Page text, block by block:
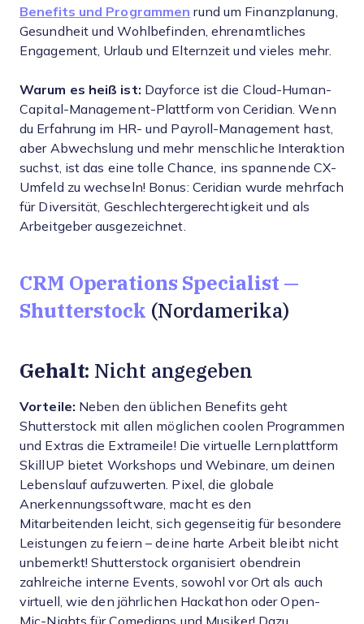
Benefits und Programmen rund um Finanzplanung,
Gesundheit und Wohlbefinden, ehrenamtliches
Engagement, Urlaub und Elternzeit und vieles mehr.
Warum es heiß ist: Dayforce ist die Cloud-Human-
Capital-Management-Plattform von Ceridian. Wenn
du Erfahrung im HR- und Payroll-Management hast,
aber Abwechslung und mehr menschliche Interaktion
suchst, ist das eine tolle Chance, ins spannende CX-
Umfeld zu wechseln! Bonus: Ceridian wurde mehrfach
für Diversität, Geschlechtergerechtigkeit und als
Arbeitgeber ausgezeichnet.
CRM Operations Specialist —
Shutterstock (Nordamerika)
Gehalt: Nicht angegeben
Vorteile: Neben den üblichen Benefits geht
Shutterstock mit allen möglichen coolen Programmen
und Extras die Extrameile! Die virtuelle Lernplattform
SkillUP bietet Workshops und Webinare, um deinen
Lebenslauf aufzuwerten. Pixel, die globale
Anerkennungssoftware, macht es den
Mitarbeitenden leicht, sich gegenseitig für besondere
Leistungen zu feiern – deine harte Arbeit bleibt nicht
unbemerkt! Shutterstock organisiert obendrein
zahlreiche interne Events, sowohl vor Ort als auch
virtuell, wie den jährlichen Hackathon oder Open-
Mic-Nights für Comedians und Musiker! Dazu